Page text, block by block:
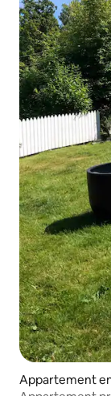
Appartement